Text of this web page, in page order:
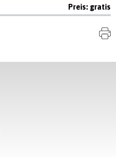
Preis: gratis